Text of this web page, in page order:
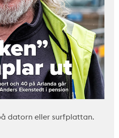
datorn eller surfplattan.